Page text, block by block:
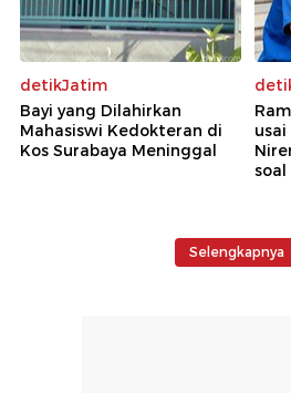
detikJatim
Bayi yang Dilahirkan
Mahasiswi Kedokteran di
Kos Surabaya Meninggal
soal
Selengkapnya